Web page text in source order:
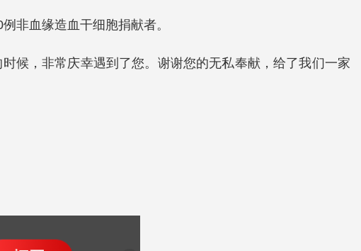
非血缘造血干细胞捐献者。
候，非常庆幸遇到了您。谢谢您的无私奉献，给了我们一家